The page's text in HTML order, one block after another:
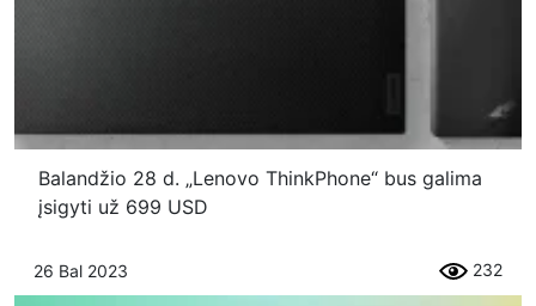
Balandžio 28 d. „Lenovo ThinkPhone“ bus galima
įsigyti už 699 USD
26 Bal 2023 232